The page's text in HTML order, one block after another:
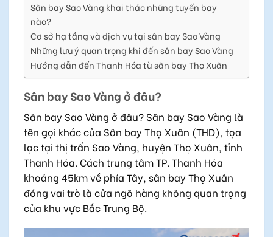
Sân bay Sao Vàng khai thác những tuyến bay
nào?
Cơ sở hạ tầng và dịch vụ tại sân bay Sao Vàng
Những lưu ý quan trọng khi đến sân bay Sao Vàng
Hướng dẫn đến Thanh Hóa từ sân bay Thọ Xuân
Sân bay Sao Vàng ở đâu?
Sân bay Sao Vàng ở đâu? Sân bay Sao Vàng là
tên gọi khác của Sân bay Thọ Xuân (THD), tọa
lạc tại thị trấn Sao Vàng, huyện Thọ Xuân, tỉnh
Thanh Hóa. Cách trung tâm TP. Thanh Hóa
khoảng 45km về phía Tây, sân bay Thọ Xuân
đóng vai trò là cửa ngõ hàng không quan trọng
của khu vực Bắc Trung Bộ.